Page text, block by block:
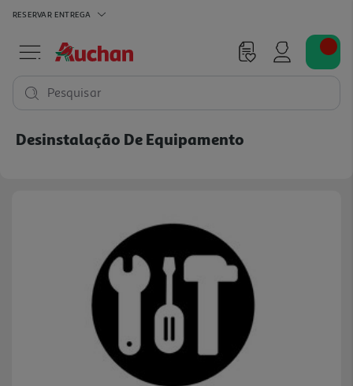
RESERVAR ENTREGA
Pesquisar
Desinstalação De Equipamento